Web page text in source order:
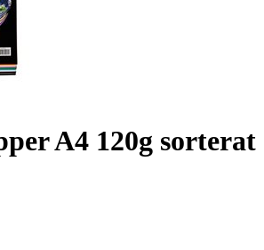
A4 120g sorterat